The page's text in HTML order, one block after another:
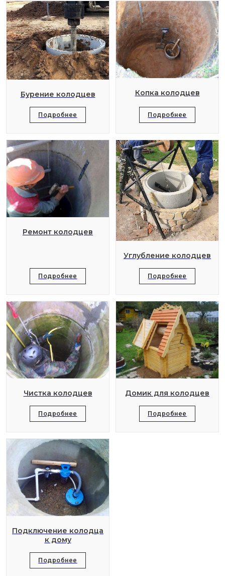
Бурение колодцев
Подробнее
Копка колодцев
Подробнее
Ремонт колодцев
Подробнее
Углубление колодцев
Подробнее
Чистка колодцев
Подробнее
Домик для колодцев
Подробнее
Подключение колодца
к дому
Подробнее